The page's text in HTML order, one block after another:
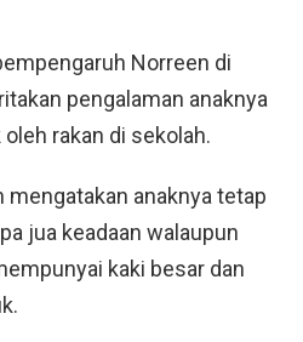
Norreen di
pengalaman anaknya
rakan di sekolah.
mengatakan anaknya tetap
jua keadaan walaupun
kaki besar dan